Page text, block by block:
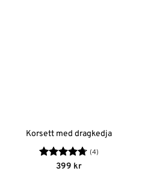
Korsett med dragkedja
Betygsatt
(4)
399 kr